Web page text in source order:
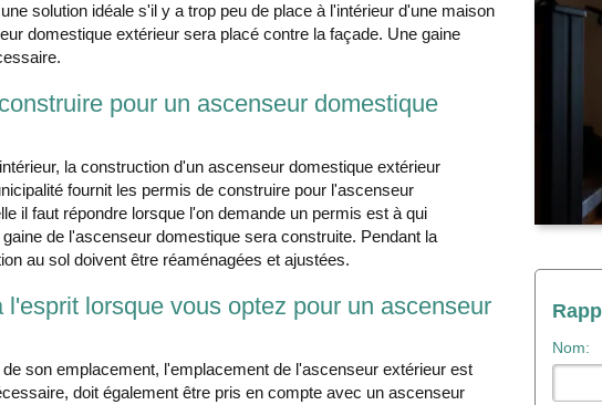
solution idéale s'il y a trop peu de place à l'intérieur d'une maison
domestique extérieur sera placé contre la façade. Une gaine
pour un ascenseur domestique
intérieur, la construction d'un ascenseur domestique extérieur
fournit les permis de construire pour l'ascenseur
il faut répondre lorsque l'on demande un permis est à qui
de l'ascenseur domestique sera construite. Pendant la
au sol doivent être réaménagées et ajustées.
lorsque vous optez pour un ascenseur
son emplacement, l'emplacement de l'ascenseur extérieur est
doit également être pris en compte avec un ascenseur
Nom: